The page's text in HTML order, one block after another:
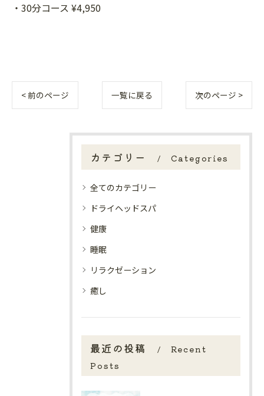
・30分コース ¥4,950
< 前のページ 一覧に戻る 次のページ >
カテゴリー Categories
全てのカテゴリー
ドライヘッドスパ
健康
睡眠
リラクゼーション
癒し
最近の投稿
Recent
Posts